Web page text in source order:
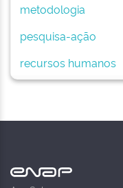
metodologia
pesquisa-ação
recursos humanos